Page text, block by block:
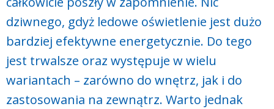
dziwnego, gdyż ledowe oświetlenie jest dużo
bardziej efektywne energetycznie. Do tego
jest trwalsze oraz występuje w wielu
wariantach – zarówno do wnętrz, jak i do
zastosowania na zewnątrz. Warto jednak